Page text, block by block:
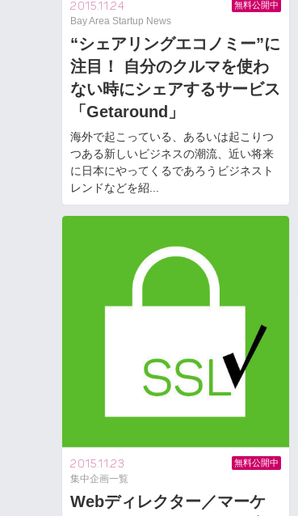
2015.11.24
Bay Area Startup News
“シェアリングエコノミー”に
注目！ 自分のクルマを使わ
ない時にシェアするサービス
「Getaround」
海外で起こっている、あるいは起こりつ
つある新しいビジネスの潮流、近い将来
に日本にやってくるであろうビジネスト
レンドなどを紹...
無料公開中
2015.11.23
集中企画一覧
Webディレクター／マーケ
無料公開中